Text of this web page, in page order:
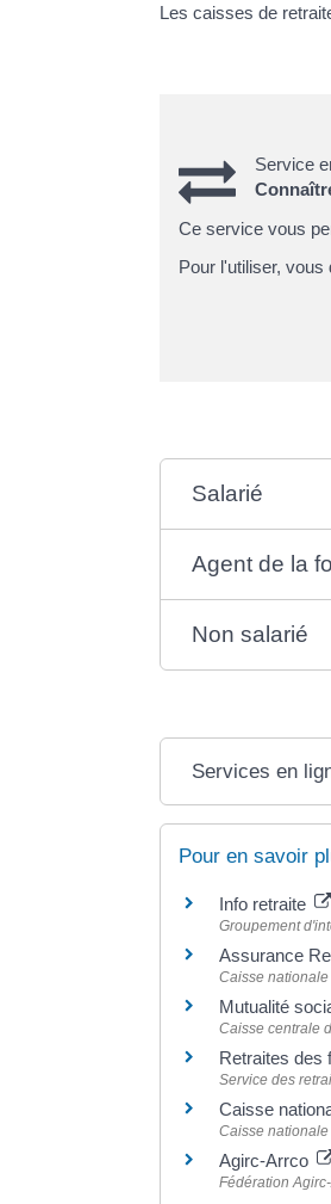
Les caisses de
Service
Ce service vous
Pour l'utiliser,
Salarié
Agent de la
Non salarié
Services en
Pour en savoir
Info retraite
Groupement
Assurance
Caisse
Mutualité
Caisse centrale
Retraites des
Service des
Caisse
Caisse
Agirc-Arrco
Fédération